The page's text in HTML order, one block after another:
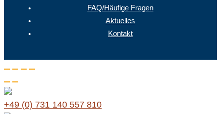
FAQ/Häufige Fragen
Aktuelles
Kontakt
+49 (0) 731 140 557 810